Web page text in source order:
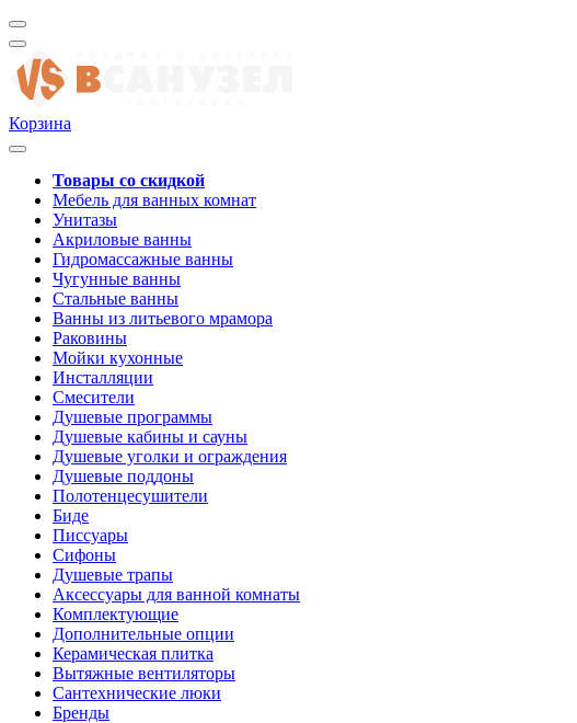
Корзина
Товары со скидкой
Мебель для ванных комнат
Унитазы
Акриловые ванны
Гидромассажные ванны
Чугунные ванны
Стальные ванны
Ванны из литьевого мрамора
Раковины
Мойки кухонные
Инсталляции
Смесители
Душевые программы
Душевые кабины и сауны
Душевые уголки и ограждения
Душевые поддоны
Полотенцесушители
Биде
Писсуары
Сифоны
Душевые трапы
Аксессуары для ванной комнаты
Комплектующие
Дополнительные опции
Керамическая плитка
Вытяжные вентиляторы
Сантехнические люки
Бренды